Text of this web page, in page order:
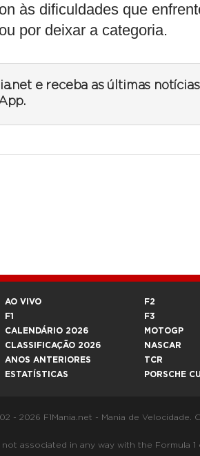
às dificuldades que
por deixar a categoria.
e receba as últimas
AO VIVO
F1
CALENDÁRIO 2026
CLASSIFICAÇÃO 2026
ANOS ANTERIORES
ESTATÍSTICAS
F2
F3
MOTOGP
NASCAR
TCR
PORSCHE
- 2026 F1Mania.net - Mania de
associated in any way with the Formula 1